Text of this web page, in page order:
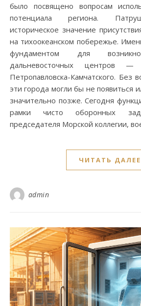
было посвящено вопросам
потенциала региона.
историческое значение
на тихоокеанском побережье.
фундаментом для
дальневосточных центров —
Петропавловска-Камчатского. Без
эти города могли бы не появиться
значительно позже. Сегодня
рамки чисто оборонных
председателя Морской коллегии,
ЧИТАТЬ ДАЛЕЕ
admin